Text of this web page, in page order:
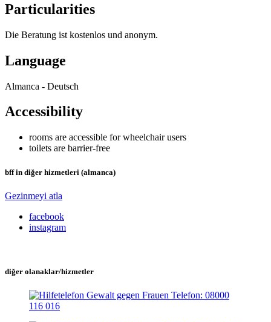
Particularities
Die Beratung ist kostenlos und anonym.
Language
Almanca - Deutsch
Accessibility
rooms are accessible for wheelchair users
toilets are barrier-free
bff in diğer hizmetleri (almanca)
Gezinmeyi atla
facebook
instagram
diğer olanaklar/hizmetler